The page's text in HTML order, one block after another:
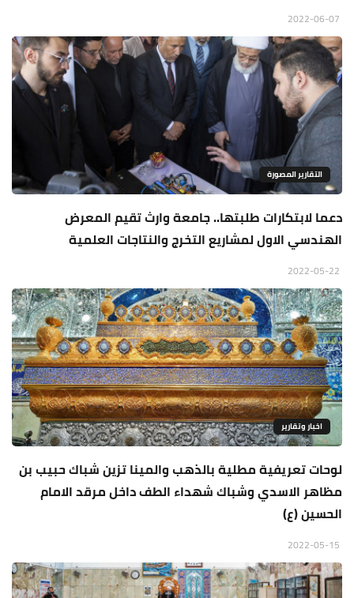
التقارير المصورة
دعما لابتكارات طلبتها.. جامعة وارث تقيم المعرض
الهندسي الاول لمشاريع التخرج والنتاجات العلمية
اخبار وتقارير
لوحات تعريفية مطلية بالذهب والمينا تزين شباك حبيب بن
مظاهر الاسدي وشباك شهداء الطف داخل مرقد الامام
الحسين (ع)